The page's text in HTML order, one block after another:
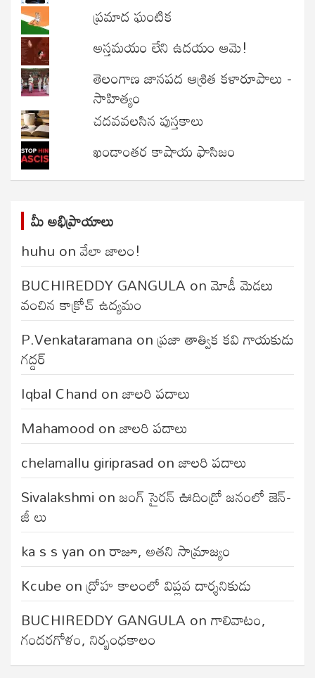
ప్రమాద ఘంటిక
అస్తమయం లేని ఉదయం ఆమె!
తెలంగాణ జానపద ఆశ్రిత కళారూపాలు -
సాహిత్యం
చదవవలసిన పుస్తకాలు
ఖండాంతర కాషాయ ఫాసిజం
మీ అభిప్రాయాలు
huhu onవేలా జాలం!
BUCHIREDDY GANGULA onమోడీ మెడలు
వంచిన కాక్రోచ్ ఉద్యమం
P.Venkataramana onప్రజా తాత్విక కవి గాయకుడు
గద్దర్
Iqbal Chand onజాలరి పదాలు
Mahamood onజాలరి పదాలు
chelamallu giriprasad onజాలరి పదాలు
Sivalakshmi onజంగ్‌ సైరన్‌ ఊదిండ్రో జనంలో జెన్-
జీ లు
ka s s yan onరాజూ, అతని సామ్రాజ్యం
Kcubeonద్రోహ కాలంలో విప్లవ దార్శనికుడు
BUCHIREDDY GANGULA onగాలివాటం,
గందరగోళం, నిర్బంధకాలం